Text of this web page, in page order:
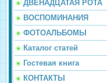
ДВЕНАДЦАТАЯ РОТА
ВОСПОМИНАНИЯ
ФОТОАЛЬБОМЫ
Каталог статей
Гостевая книга
КОНТАКТЫ